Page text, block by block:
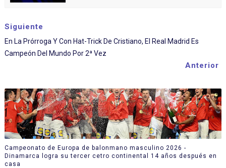
Siguiente
En La Prórroga Y Con Hat-Trick De Cristiano, El Real Madrid Es
Campeón Del Mundo Por 2ª Vez
Anterior
Campeonato de Europa de balonmano masculino 2026 -
Dinamarca logra su tercer cetro continental 14 años después en
casa